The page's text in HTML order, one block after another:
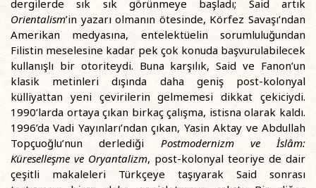
dergilerde sık sık görünmeye başladı; Said artık
Orientalism’in yazarı olmanın ötesinde, Körfez Savaşı’ndan
Amerikan medyasına, entelektüelin sorumluluğundan
Filistin meselesine kadar pek çok konuda başvurulabilecek
kullanışlı bir otoriteydi. Buna karşılık, Said ve Fanon’un
klasik metinleri dışında daha geniş post-kolonyal
külliyattan yeni çevirilerin gelmemesi dikkat çekiciydi.
1990’larda ortaya çıkan birkaç çalışma, istisna olarak kaldı.
1996’da Vadi Yayınları’ndan çıkan, Yasin Aktay ve Abdullah
Topçuoğlu’nun derlediği Postmodernizm ve İslâm:
Küreselleşme ve Oryantalizm, post-kolonyal teoriye de dair
çeşitli makaleleri Türkçeye taşıyarak Said sonrası